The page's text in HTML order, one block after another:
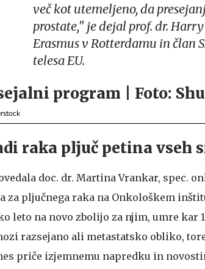
več kot utemeljeno, da
prostate," je dejal prof. dr.
Erasmus v Rotterdamu in član
telesa EU.
raka pljuč petina vseh
doc. dr. Martina Vrankar, spec.
za pljučnega raka na Onkološkem
leto na novo zbolijo za njim, umre
razsejano ali metastatsko obliko,
priče izjemnemu napredku in